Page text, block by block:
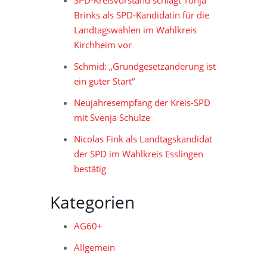
Brinks als SPD-Kandidatin für die
Landtagswahlen im Wahlkreis
Kirchheim vor
Schmid: „Grundgesetzänderung ist
ein guter Start“
Neujahresempfang der Kreis-SPD
mit Svenja Schulze
Nicolas Fink als Landtagskandidat
der SPD im Wahlkreis Esslingen
bestätig
Kategorien
AG60+
Allgemein